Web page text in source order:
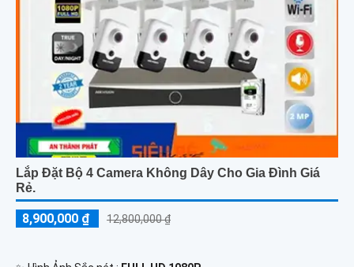
Lắp Đặt Bộ 4 Camera Không Dây Cho Gia Đình Giá
Rẻ.
8,900,000 ₫ 12,800,000 ₫